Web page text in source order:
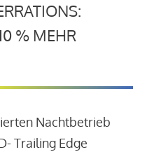
% MEHR
Nachtbetrieb
Trailing Edge